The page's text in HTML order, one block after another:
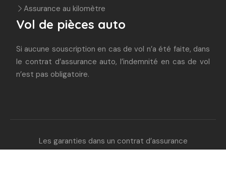
Assurance au kilomètre
Vol de pièces auto
Si aucune souscription en cas de vol n’a été faite, dans
le contrat d’assurance auto, l’indemnité en cas de vol
n’est pas obligatoire.
Les garanties dans un contrat d’assurance